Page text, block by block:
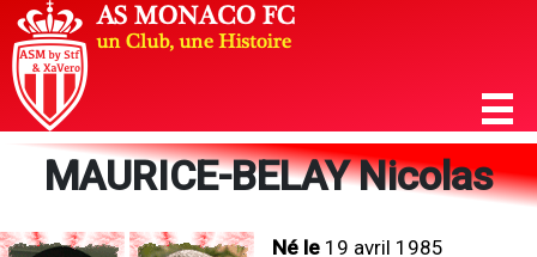
MAURICE-BELAY Nicolas
Né le 19 avril 1985